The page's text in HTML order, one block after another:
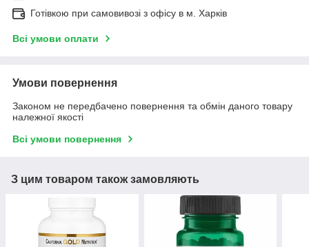
Готівкою при самовивозі з офісу в м. Харків
Всі умови оплати
Умови повернення
Законом не передбачено повернення та обмін даного товару
належної якості
Всі умови повернення
З цим товаром також замовляють